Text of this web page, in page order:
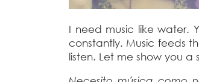
I need music like water.
constantly. Music feeds
listen. Let me show you